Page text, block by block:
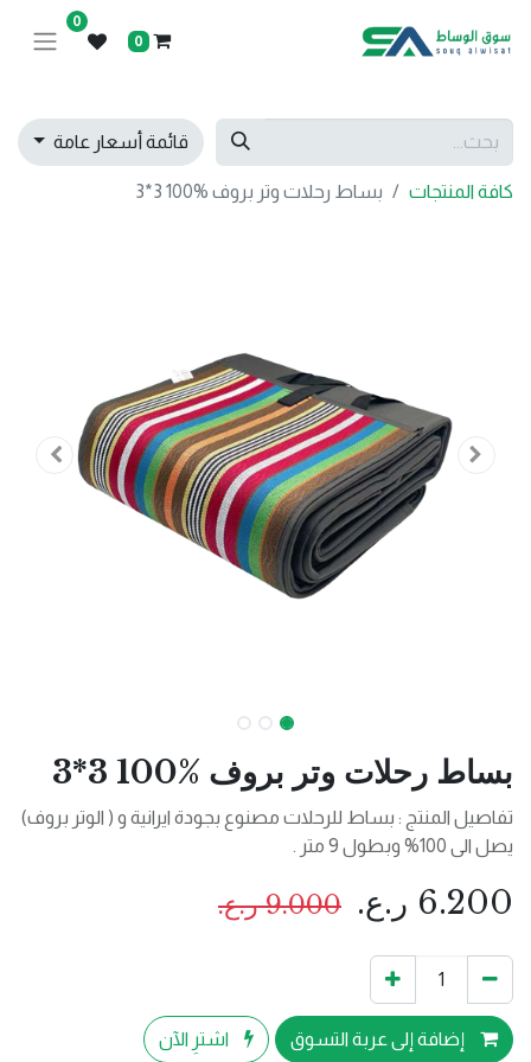
0
0
قائمة أسعار عامة
كافة المنتجات بساط رحلات وتر بروف %100 3*3
بساط رحلات وتر بروف %100 3*3
تفاصيل المنتج : بساط للرحلات مصنوع بجودة ايرانية و ( الوتر بروف)
يصل الى 100% وبطول 9 متر .
6.200 ر.ع. 9.000ر.ع.
إضافة إلى عربة التسوق اشترِ الآن